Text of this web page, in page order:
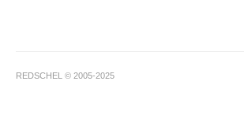
REDSCHEL © 2005-2025